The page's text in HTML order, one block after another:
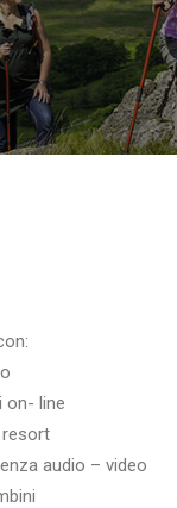
on- line
resort
audio – video